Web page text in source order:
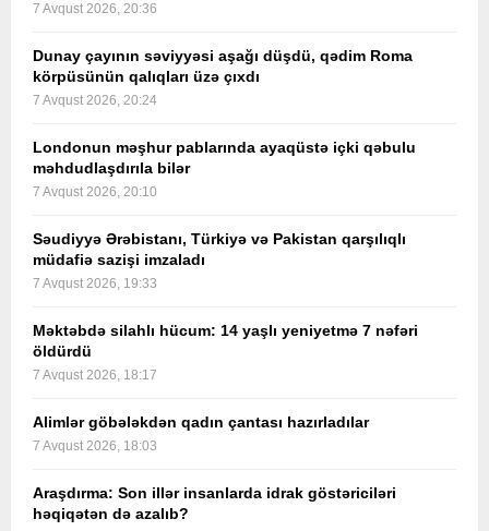
7 Avqust 2026, 20:36
Dunay çayının səviyyəsi aşağı düşdü, qədim Roma
körpüsünün qalıqları üzə çıxdı
7 Avqust 2026, 20:24
Londonun məşhur pablarında ayaqüstə içki qəbulu
məhdudlaşdırıla bilər
7 Avqust 2026, 20:10
Səudiyyə Ərəbistanı, Türkiyə və Pakistan qarşılıqlı
müdafiə sazişi imzaladı
7 Avqust 2026, 19:33
Məktəbdə silahlı hücum: 14 yaşlı yeniyetmə 7 nəfəri
öldürdü
7 Avqust 2026, 18:17
Alimlər göbələkdən qadın çantası hazırladılar
7 Avqust 2026, 18:03
Araşdırma: Son illər insanlarda idrak göstəriciləri
həqiqətən də azalıb?